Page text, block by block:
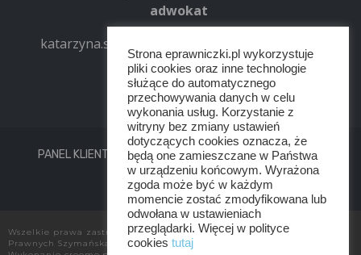
adwokat
katarzyna.szymanska-misztela@eprawniczki.pl
+48 516 481 354
PANEL KLIENTA REGULAMIN
POLITYKA PRYWATNOŚCI
KONTAKT
Wszelkie prawa zastrzeżone przez Kancelaria Adwokatów i Radców
Prawnych Szymańska Misztela Zwierzyńska
Strona eprawniczki.pl wykorzystuje
pliki cookies oraz inne technologie
służące do automatycznego
przechowywania danych w celu
wykonania usług. Korzystanie z
witryny bez zmiany ustawień
dotyczących cookies oznacza, że
będą one zamieszczane w Państwa
w urządzeniu końcowym. Wyrażona
zgoda może być w każdym
momencie zostać zmodyfikowana lub
odwołana w ustawieniach
przeglądarki. Więcej w polityce
cookies tutaj